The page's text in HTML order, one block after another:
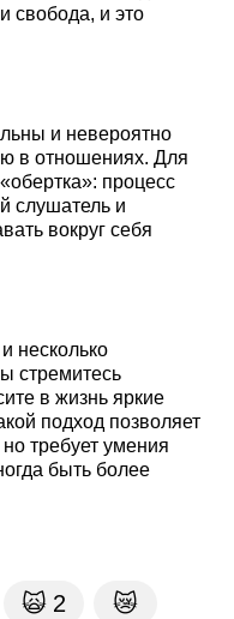
свобода, и это
и невероятно
в отношениях. Для
процесс
слушатель и
вокруг себя
несколько
стремитесь
в жизнь яркие
подход позволяет
но требует умения
быть более
🙀 2 😿